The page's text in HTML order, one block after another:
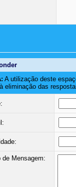
A utilização deste
eliminação das
de Mensagem: